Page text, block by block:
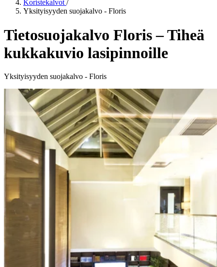
Koristekalvot /
Yksityisyyden suojakalvo - Floris
Tietosuojakalvo Floris – Tiheä
kukkakuvio lasipinnoille
Yksityisyyden suojakalvo - Floris